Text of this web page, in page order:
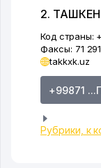
2.
Код страны:
Факсы: 71
takkxk.uz
+99871
Рубрики, к